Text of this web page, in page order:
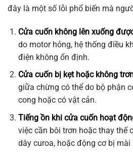
đây là một số lỗi phổ biến mà
Cửa cuốn không lên xuống
do motor hỏng, hệ thống điều
điện không ổn định.
Cửa cuốn bị kẹt hoặc không
giữa chừng có thể do bộ phận
cong hoặc có vật cản.
Tiếng ồn khi cửa cuốn hoạt
việc cần bôi trơn hoặc thay thế
dây curoa, hoặc động cơ bị mài